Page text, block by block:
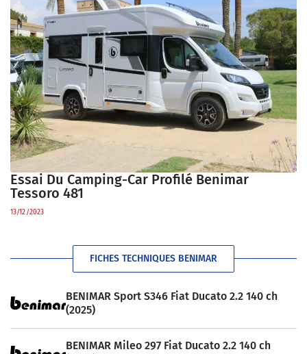
Essai Du Camping-Car Profilé Benimar
Tessoro 481
13/12/2023
FICHES TECHNIQUES BENIMAR
BENIMAR Sport S346 Fiat Ducato 2.2 140 ch
(2025)
BENIMAR Mileo 297 Fiat Ducato 2.2 140 ch